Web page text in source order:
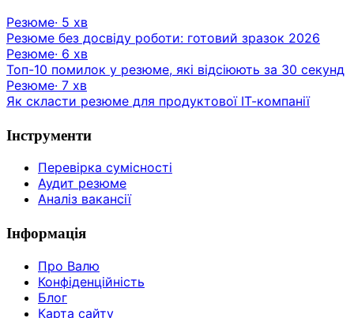
Резюме· 5 хв
Резюме без досвіду роботи: готовий зразок 2026
Резюме· 6 хв
Топ-10 помилок у резюме, які відсіюють за 30 секунд
Резюме· 7 хв
Як скласти резюме для продуктової ІТ-компанії
Інструменти
Перевірка сумісності
Аудит резюме
Аналіз вакансії
Інформація
Про Валю
Конфіденційність
Блог
Карта сайту